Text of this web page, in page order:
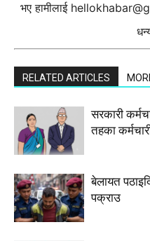
भए हामीलाई
RELATED ARTICLES
सरकारी
तहका
बेलायत
पक्राउ